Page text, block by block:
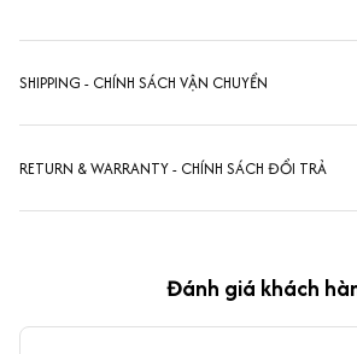
SHIPPING - CHÍNH SÁCH VẬN CHUYỂN
RETURN & WARRANTY - CHÍNH SÁCH ĐỔI TRẢ
Đánh giá khách